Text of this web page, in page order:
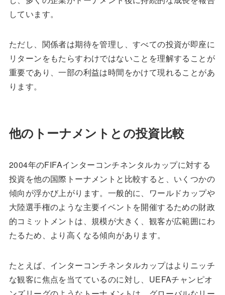
しています。
ただし、関係者は期待を管理し、すべての投資が即座に
リターンをもたらすわけではないことを理解することが
重要であり、一部の利益は時間をかけて現れることがあ
ります。
他のトーナメントとの投資比較
2004年のFIFAインターコンチネンタルカップに対する
投資を他の国際トーナメントと比較すると、いくつかの
傾向が浮かび上がります。一般的に、ワールドカップや
大陸選手権のような主要イベントを開催するための財政
的コミットメントは、規模が大きく、観客が広範囲にわ
たるため、より高くなる傾向があります。
たとえば、インターコンチネンタルカップはよりニッチ
な観客に焦点を当てているのに対し、UEFAチャンピオ